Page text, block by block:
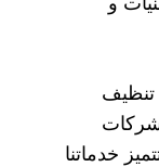
تنظيف
شركات
خدماتنا